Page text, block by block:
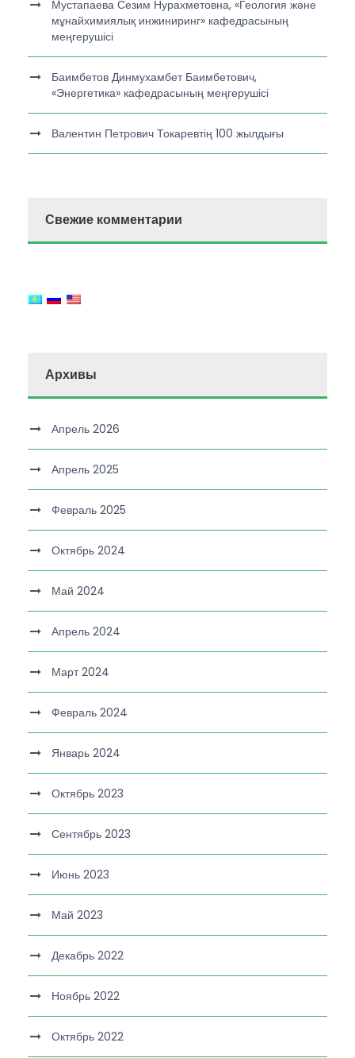
Мустапаева Сезим Нурахметовна, «Геология және
мұнайхимиялық инжиниринг» кафедрасының
меңгерушісі
Баимбетов Динмухамбет Баимбетович,
«Энергетика» кафедрасының меңгерушісі
Валентин Петрович Токаревтің 100 жылдығы
Свежие комментарии
Архивы
Апрель 2026
Апрель 2025
Февраль 2025
Октябрь 2024
Май 2024
Апрель 2024
Март 2024
Февраль 2024
Январь 2024
Октябрь 2023
Сентябрь 2023
Июнь 2023
Май 2023
Декабрь 2022
Ноябрь 2022
Октябрь 2022